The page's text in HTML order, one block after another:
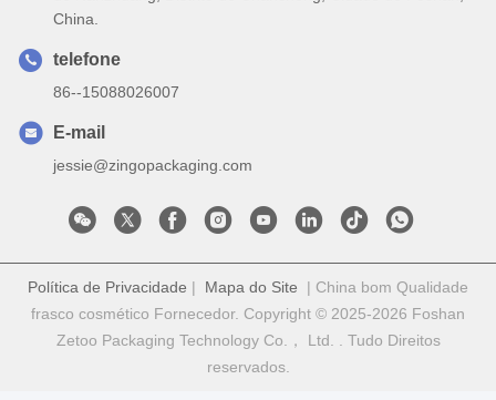
China.
telefone
86--15088026007
E-mail
jessie@zingopackaging.com
Política de Privacidade | Mapa do Site | China bom Qualidade
frasco cosmético Fornecedor. Copyright © 2025-2026 Foshan
Zetoo Packaging Technology Co.， Ltd. . Tudo Direitos
reservados.